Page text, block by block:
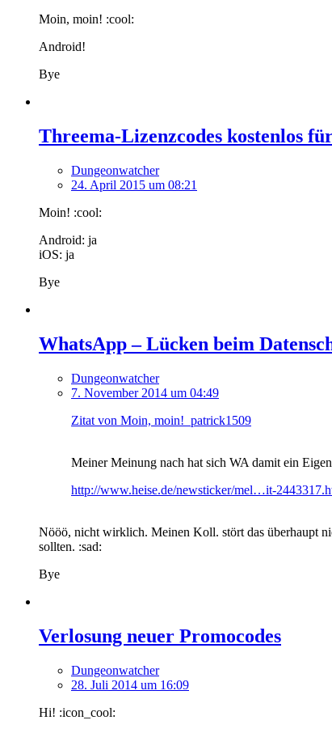
Moin, moin! :cool:
Android!
Bye
Threema-Lizenzcodes kostenlos
Dungeonwatcher
24. April 2015 um 08:21
Moin! :cool:
Android: ja
iOS: ja
Bye
WhatsApp – Lücken beim
Dungeonwatcher
7. November 2014 um 04:49
Zitat von Moin, moin! patrick1509
Meiner Meinung nach hat sich WA damit ein
http://www.heise.de/newsticker/mel…it-
Nööö, nicht wirklich. Meinen Koll. stört das überhaupt
sollten. :sad:
Bye
Verlosung neuer Promocodes
Dungeonwatcher
28. Juli 2014 um 16:09
Hi! :icon_cool: